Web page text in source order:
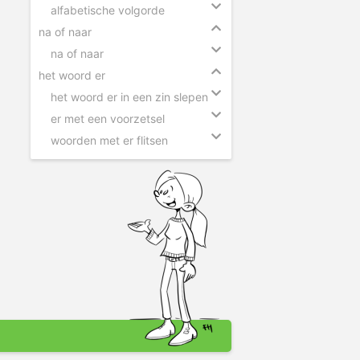
alfabetische volgorde
na of naar
na of naar
het woord er
het woord er in een zin slepen
er met een voorzetsel
woorden met er flitsen